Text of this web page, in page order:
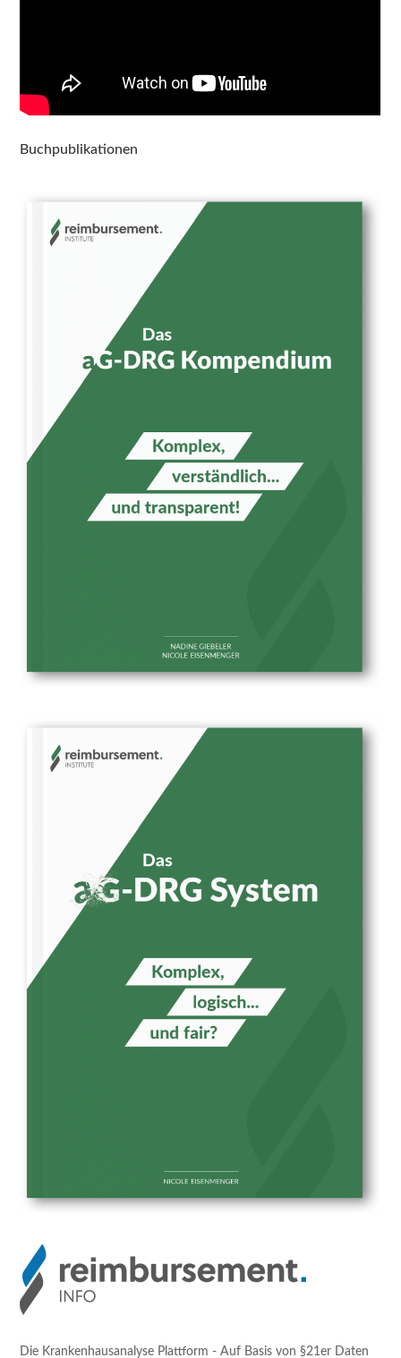
Buchpublikationen
Die Krankenhausanalyse Plattform - Auf Basis von §21er Daten